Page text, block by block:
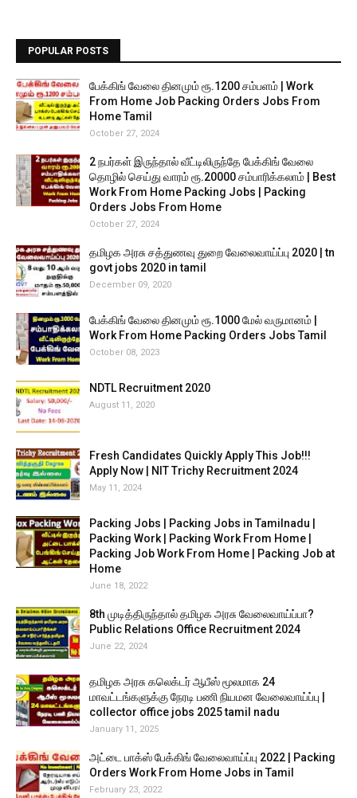
POPULAR POSTS
பேக்கிங் வேலை தினமும் ரூ.1200 சம்பளம் | Work
From Home Job Packing Orders Jobs From
Home Tamil
October 27, 2024
2 நபர்கள் இருந்தால் வீட்டிலிருந்தே பேக்கிங் வேலை
தொழில் செய்து வாரம் ரூ.20000 சம்பாரிக்கலாம் | Best
Work From Home Packing Jobs | Packing
Orders Jobs From Home
October 27, 2024
தமிழக அரசு சத்துணவு துறை வேலைவாய்ப்பு 2020 | tn
govt jobs 2020 in tamil
December 09, 2020
பேக்கிங் வேலை தினமும் ரூ.1000 மேல் வருமானம் |
Work From Home Packing Orders Jobs Tamil
October 08, 2023
NDTL Recruitment 2020
August 11, 2020
Fresh Candidates Quickly Apply This Job!!!
Apply Now | NIT Trichy Recruitment 2024
May 11, 2024
Packing Jobs | Packing Jobs in Tamilnadu |
Packing Work | Packing Work From Home |
Packing Job Work From Home | Packing Job at
Home
June 18, 2022
8th முடித்திருந்தால் தமிழக அரசு வேலைவாய்ப்பா?
Public Relations Office Recruitment 2024
June 22, 2024
தமிழக அரசு கலெக்டர் ஆபீஸ் மூலமாக 24
மாவட்டங்களுக்கு நேரடி பணி நியமன வேலைவாய்ப்பு |
collector office jobs 2025 tamil nadu
January 11, 2025
அட்டை பாக்ஸ் பேக்கிங் வேலைவாய்ப்பு 2022 | Packing
Orders Work From Home Jobs in Tamil
February 23, 2022